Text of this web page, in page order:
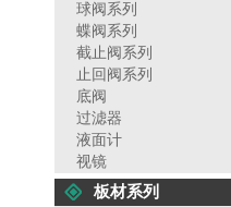
球阀系列
蝶阀系列
截止阀系列
止回阀系列
底阀
过滤器
液面计
视镜
板材系列